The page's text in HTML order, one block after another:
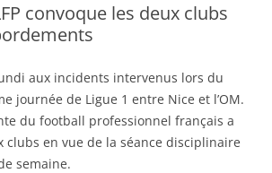
convoque les deux clubs
aux incidents intervenus lors du
journée de Ligue 1 entre Nice et l’OM.
du football professionnel français a
clubs en vue de la séance disciplinaire
semaine.